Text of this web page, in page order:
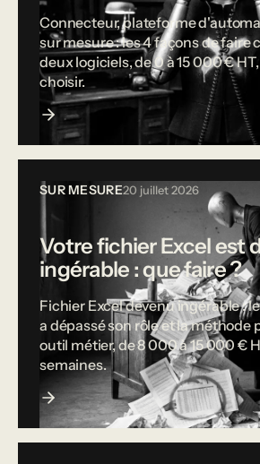
Connecteur, plateforme
sur mesure : les 4 façons de
deux logiciels, de 0 à 15 000 €
choisir.
SUR MESURE20 juillet 2026
Votre fichier Excel est
ingérable : que faire ?
Fichier Excel devenu ingérable :
a dépassé son rôle et la méthode
outil métier, de 8 000 à 15 000 €
semaines.